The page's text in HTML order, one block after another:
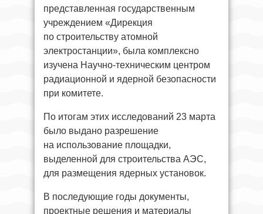
представленная государственным
учреждением «Дирекция
по строительству атомной
электростанции», была комплексно
изучена Научно-техническим центром
радиационной и ядерной безопасности
при комитете.
По итогам этих исследований 23 марта
было выдано разрешение
на использование площадки,
выделенной для строительства АЭС,
для размещения ядерных установок.
В последующие годы документы,
проектные решения и материалы